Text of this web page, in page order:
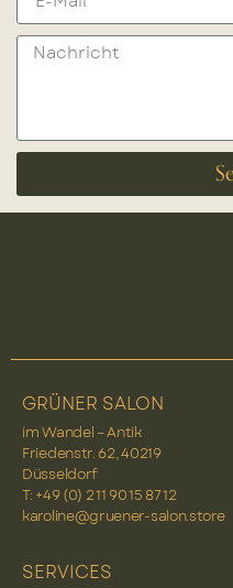
GRÜNER SALON
im Wandel – Antik
Friedenstr. 62, 40219
Düsseldorf
T: +49 (0) 2 11 90 15 87 12
karoline@gruener-salon.store
SERVICES